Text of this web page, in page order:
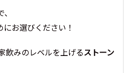
お選びください！
みのレベルを上げるストーン